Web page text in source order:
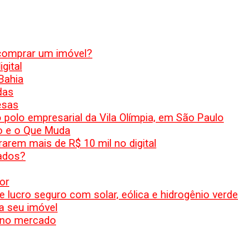
um imóvel?
empresarial da Vila Olímpia, em São Paulo
e o Que Muda
mais de R$ 10 mil no digital
lucro seguro com solar, eólica e hidrogênio verde
seu imóvel
mercado